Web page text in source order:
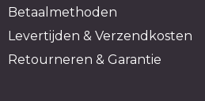
Betaalmethoden
Levertijden & Verzendkosten
Retourneren & Garantie